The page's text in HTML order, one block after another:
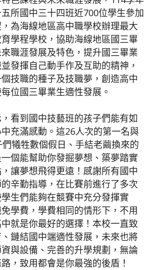
所國中三十四班近700位學生參加
為海線地區高中職學校辦理最大
學程學校，協助海線地區國三畢
職涯發展及特色，提升國三畢業
發揮自己動手作及互助的精神，
技職的種子及技職夢，創造高中
位國三畢業生適性發展。
看到國中技藝班的孩子們能有如
充滿感動。這26人次的第一名與
犧牲數個假日、手結老繭換來的
個能幫助你發掘夢想、築夢踏實
讓夢想飛得更遠！感謝所有國中
辛勤指導，在比賽前進行了多次
生們能夠在競賽中充分發揮實
學費，學費相同的情形下，不用
就是你最好的選擇！本校一直致
鏈結國中端適性發展，未來也將
與設備、完善的升學規劃，無論
，致用都會是你最強的後盾！